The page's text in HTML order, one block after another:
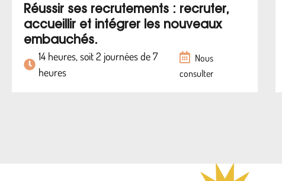
Réussir ses recrutements : recruter,
accueillir et intégrer les nouveaux
embauchés.
14 heures, soit 2 journées de 7
heures
Nous
consulter